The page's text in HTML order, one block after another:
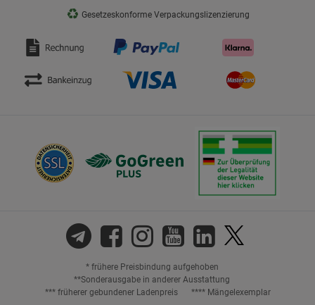
♻ Gesetzeskonforme Verpackungslizenzierung
* frühere Preisbindung aufgehoben
**Sonderausgabe in anderer Ausstattung
*** früherer gebundener Ladenpreis
**** Mängelexemplar